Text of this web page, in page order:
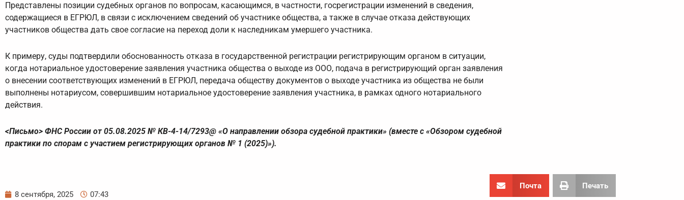
Представлены позиции судебных органов по вопросам, касающимся, в частности, госрегистрации изменений в сведения,
содержащиеся в ЕГРЮЛ, в связи с исключением сведений об участнике общества, а также в случае отказа действующих
участников общества дать свое согласие на переход доли к наследникам умершего участника.
К примеру, суды подтвердили обоснованность отказа в государственной регистрации регистрирующим органом в ситуации,
когда нотариальное удостоверение заявления участника общества о выходе из ООО, подача в регистрирующий орган заявления
о внесении соответствующих изменений в ЕГРЮЛ, передача обществу документов о выходе участника из общества не были
выполнены нотариусом, совершившим нотариальное удостоверение заявления участника, в рамках одного нотариального
действия.
<Письмо> ФНС России от 05.08.2025 № КВ-4-14/7293@ «О направлении обзора судебной практики» (вместе с «Обзором судебной
практики по спорам с участием регистрирующих органов № 1 (2025)»).
8 сентября, 2025 07:43
Почта Печать